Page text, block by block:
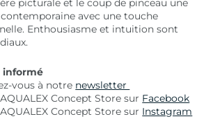
picturale et le coup de pinceau une
avec une touche
Enthousiasme et intuition sont
informé
vous à notre newsletter
Concept Store sur Facebook
Concept Store sur Instagram